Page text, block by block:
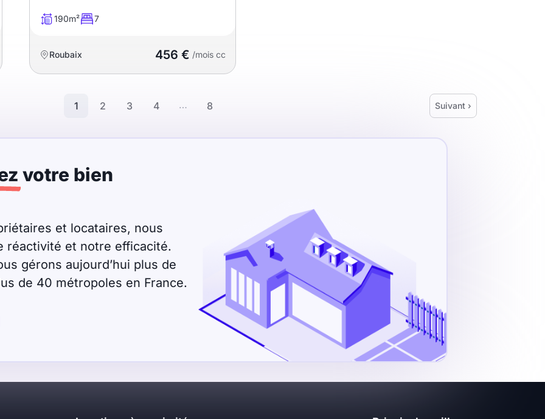
190m² 7
Roubaix 456 € /mois cc
1 2 3 4 … 8 Suivant ›
votre bien
et locataires, nous
réactivité et notre efficacité.
gérons aujourd’hui plus de
de 40 métropoles en France.